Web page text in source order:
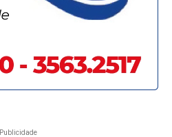
Publicidade